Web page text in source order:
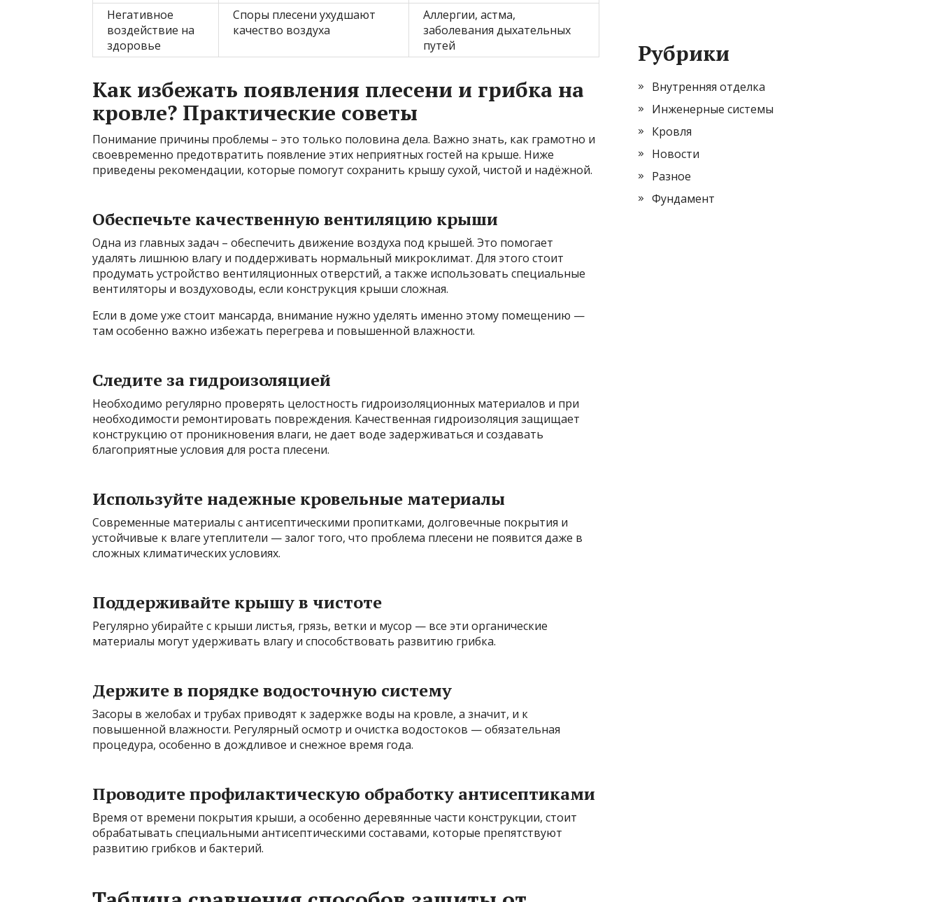
Негативное
воздействие на
здоровье
Споры плесени ухудшают
качество воздуха
Аллергии, астма,
заболевания дыхательных
путей
Как избежать появления плесени и грибка на
кровле? Практические советы
Понимание причины проблемы – это только половина дела. Важно знать, как грамотно и
своевременно предотвратить появление этих неприятных гостей на крыше. Ниже
приведены рекомендации, которые помогут сохранить крышу сухой, чистой и надёжной.
Обеспечьте качественную вентиляцию крыши
Одна из главных задач – обеспечить движение воздуха под крышей. Это помогает
удалять лишнюю влагу и поддерживать нормальный микроклимат. Для этого стоит
продумать устройство вентиляционных отверстий, а также использовать специальные
вентиляторы и воздуховоды, если конструкция крыши сложная.
Если в доме уже стоит мансарда, внимание нужно уделять именно этому помещению —
там особенно важно избежать перегрева и повышенной влажности.
Следите за гидроизоляцией
Необходимо регулярно проверять целостность гидроизоляционных материалов и при
необходимости ремонтировать повреждения. Качественная гидроизоляция защищает
конструкцию от проникновения влаги, не дает воде задерживаться и создавать
благоприятные условия для роста плесени.
Используйте надежные кровельные материалы
Современные материалы с антисептическими пропитками, долговечные покрытия и
устойчивые к влаге утеплители — залог того, что проблема плесени не появится даже в
сложных климатических условиях.
Поддерживайте крышу в чистоте
Регулярно убирайте с крыши листья, грязь, ветки и мусор — все эти органические
материалы могут удерживать влагу и способствовать развитию грибка.
Держите в порядке водосточную систему
Засоры в желобах и трубах приводят к задержке воды на кровле, а значит, и к
повышенной влажности. Регулярный осмотр и очистка водостоков — обязательная
процедура, особенно в дождливое и снежное время года.
Проводите профилактическую обработку антисептиками
Время от времени покрытия крыши, а особенно деревянные части конструкции, стоит
обрабатывать специальными антисептическими составами, которые препятствуют
развитию грибков и бактерий.
Рубрики
Внутренняя отделка
Инженерные системы
Кровля
Новости
Разное
Фундамент